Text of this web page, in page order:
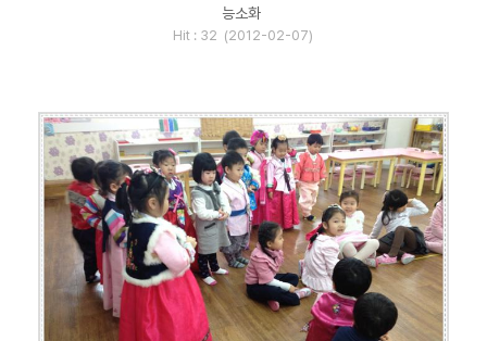
능소화
Hit : 32 (2012-02-07)